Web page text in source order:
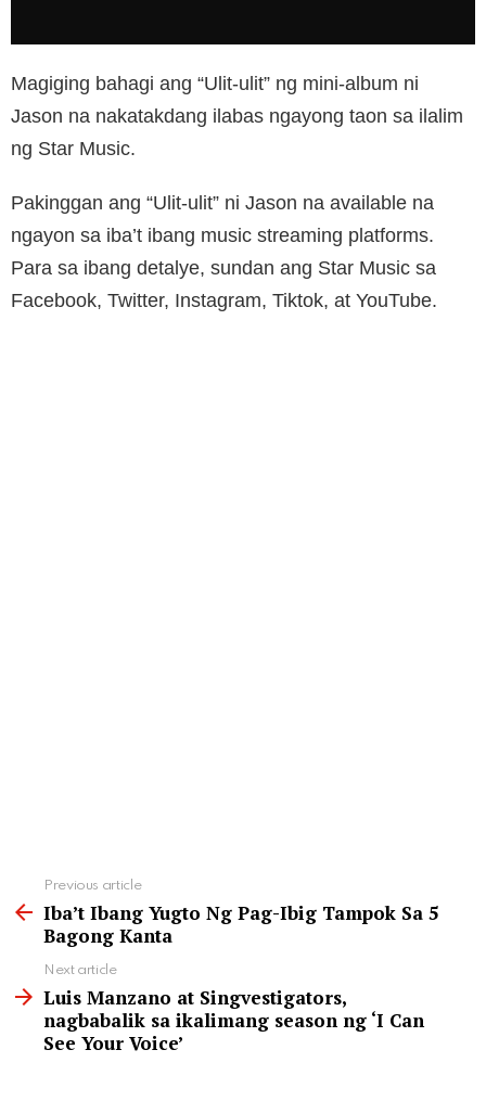
Magiging bahagi ang “Ulit-ulit” ng mini-album ni
Jason na nakatakdang ilabas ngayong taon sa ilalim
ng Star Music.
Pakinggan ang “Ulit-ulit” ni Jason na available na
ngayon sa iba’t ibang music streaming platforms.
Para sa ibang detalye, sundan ang Star Music sa
Facebook, Twitter, Instagram, Tiktok, at YouTube.
more
Previous article
Iba’t Ibang Yugto Ng Pag-Ibig Tampok Sa 5
Bagong Kanta
Next article
Luis Manzano at Singvestigators,
nagbabalik sa ikalimang season ng ‘I Can
See Your Voice’